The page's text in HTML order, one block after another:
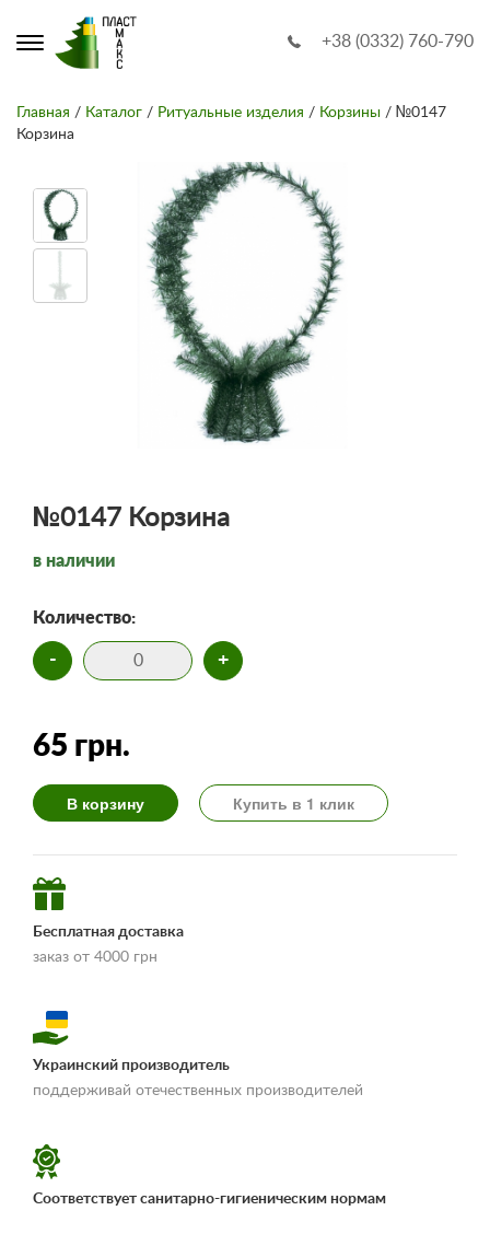
+38 (0332) 760-790
Главная / Каталог / Ритуальные изделия / Корзины / №0147
Корзина
№0147 Корзина
в наличии
Количество:
- +
65 грн.
В корзину Купить в 1 клик
Бесплатная доставка
заказ от 4000 грн
доставки и оплаты»
Украинский производитель
поддерживай отечественных производителей
Соответствует санитарно-гигиеническим нормам